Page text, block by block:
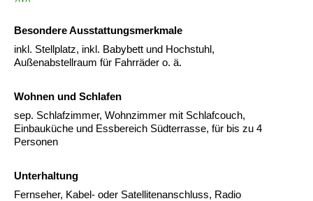
Besondere Ausstattungsmerkmale
inkl. Stellplatz, inkl. Babybett und Hochstuhl,
Außenabstellraum für Fahrräder o. ä.
Wohnen und Schlafen
sep. Schlafzimmer, Wohnzimmer mit Schlafcouch,
Einbauküche und Essbereich Südterrasse, für bis zu 4
Personen
Unterhaltung
Fernseher, Kabel- oder Satellitenanschluss, Radio